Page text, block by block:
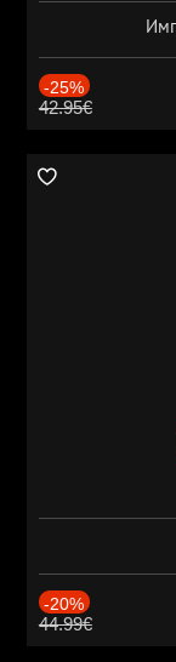
-25%
42.95€
-20%
44.99€